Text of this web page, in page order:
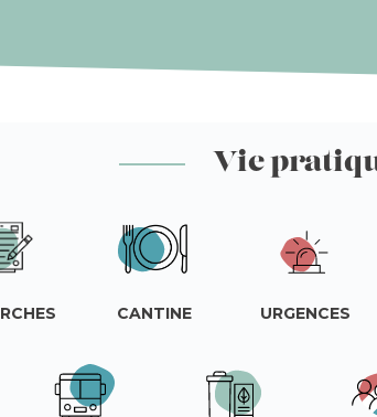
Vie
CANTINE URGENCES